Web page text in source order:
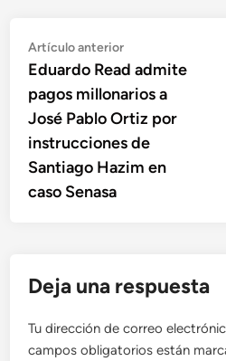
Navegación
de
entradas
Artículo anteriorArtículo
anterior:
Eduardo Read admite
pagos millonarios a
José Pablo Ortiz por
instrucciones de
Santiago Hazim en
caso Senasa
Deja una respuesta
Tu dirección de correo
campos obligatorios están